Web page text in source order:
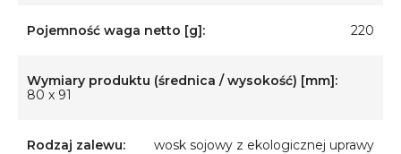
Pojemność waga netto [g]: 220
Wymiary produktu (średnica / wysokość) [mm]:
80 x 91
Rodzaj zalewu: wosk sojowy z ekologicznej uprawy